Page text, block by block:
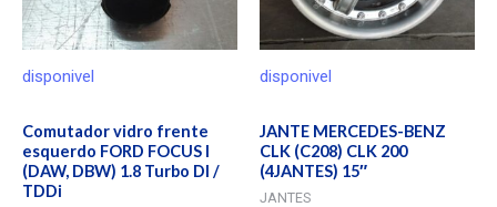
disponivel
Comutador vidro frente
esquerdo FORD FOCUS I
(DAW, DBW) 1.8 Turbo DI /
TDDi
disponivel
JANTE MERCEDES-BENZ
CLK (C208) CLK 200
(4JANTES) 15″
JANTES